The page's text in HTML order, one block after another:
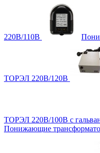
220В/110В
ТОРЭЛ 220В/120В
ТОРЭЛ 220В/100В с
Понижающие